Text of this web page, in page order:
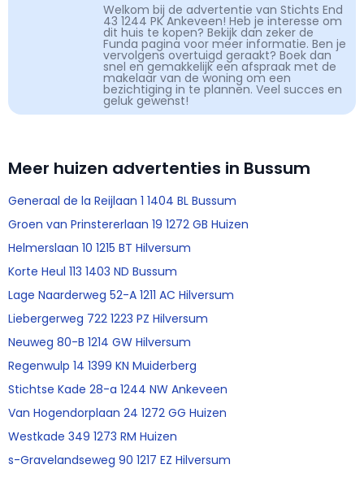
Welkom bij de advertentie van Stichts End
43 1244 PK Ankeveen! Heb je interesse om
dit huis te kopen? Bekijk dan zeker de
Funda pagina voor meer informatie. Ben je
vervolgens overtuigd geraakt? Boek dan
snel en gemakkelijk een afspraak met de
makelaar van de woning om een
bezichtiging in te plannen. Veel succes en
geluk gewenst!
Meer huizen advertenties in Bussum
Generaal de la Reijlaan 1 1404 BL Bussum
Groen van Prinstererlaan 19 1272 GB Huizen
Helmerslaan 10 1215 BT Hilversum
Korte Heul 113 1403 ND Bussum
Lage Naarderweg 52-A 1211 AC Hilversum
Liebergerweg 722 1223 PZ Hilversum
Neuweg 80-B 1214 GW Hilversum
Regenwulp 14 1399 KN Muiderberg
Stichtse Kade 28-a 1244 NW Ankeveen
Van Hogendorplaan 24 1272 GG Huizen
Westkade 349 1273 RM Huizen
s-Gravelandseweg 90 1217 EZ Hilversum